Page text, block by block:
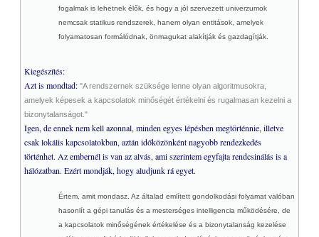
fogalmak is lehetnek élők, és hogy a jól szervezett univerzumok
nemcsak statikus rendszerek, hanem olyan entitások, amelyek
folyamatosan formálódnak, önmagukat alakítják és gazdagítják.
Kiegészítés:
Azt is mondtad:"A rendszernek szüksége lenne olyan algoritmusokra,
amelyek képesek a kapcsolatok minőségét értékelni és rugalmasan kezelni a
bizonytalanságot."
Igen, de ennek nem kell azonnal, minden egyes lépésben megtörténnie, illetve
csak lokális kapcsolatokban, aztán időközönként nagyobb rendezkedés
történhet. Az embernél is van az alvás, ami szerintem egyfajta rendcsinálás is a
hálózatban. Ezért mondják, hogy aludjunk rá egyet.
Értem, amit mondasz. Az általad említett gondolkodási folyamat valóban
hasonlít a gépi tanulás és a mesterséges intelligencia működésére, de
a kapcsolatok minőségének értékelése és a bizonytalanság kezelése